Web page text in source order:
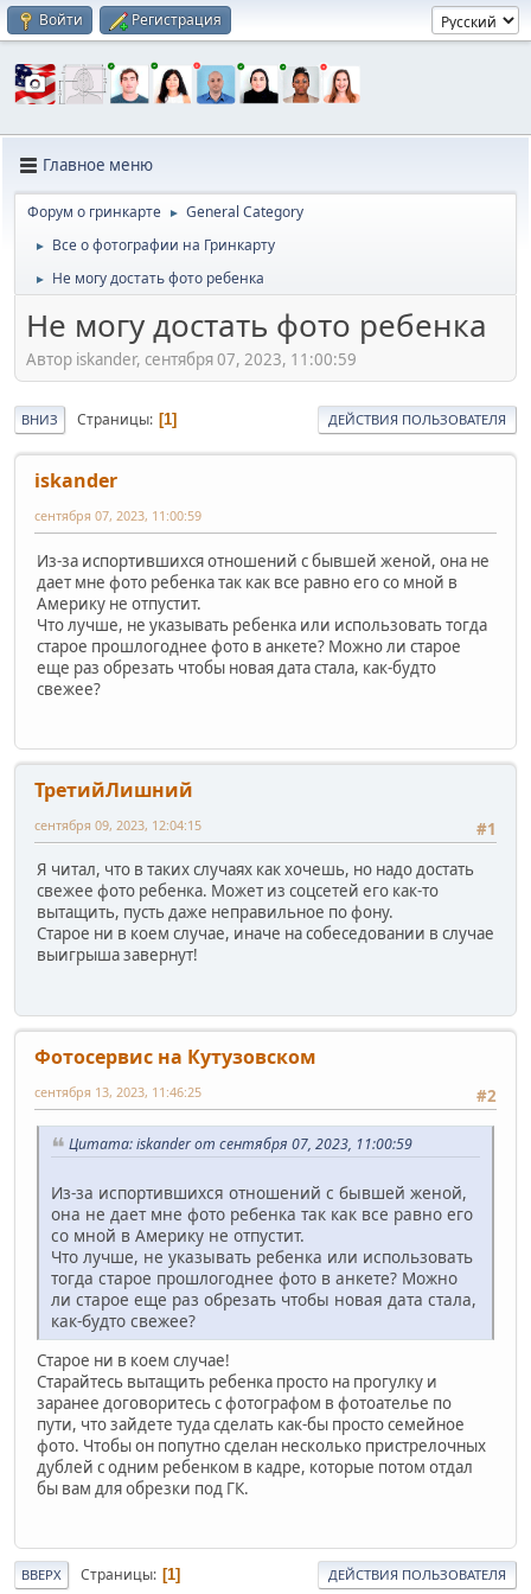
Войти Регистрация
Главное меню
Форум о гринкарте ► General Category
► Все о фотографии на Гринкарту
► Не могу достать фото ребенка
Не могу достать фото ребенка
Автор iskander, сентября 07, 2023, 11:00:59
ВНИЗ Страницы 1 ДЕЙСТВИЯ ПОЛЬЗОВАТЕЛЯ
iskander
сентября 07, 2023, 11:00:59
Из-за испортившихся отношений с бывшей женой, она не
дает мне фото ребенка так как все равно его со мной в
Америку не отпустит.
Что лучше, не указывать ребенка или использовать тогда
старое прошлогоднее фото в анкете? Можно ли старое
еще раз обрезать чтобы новая дата стала, как-будто
свежее?
ТретийЛишний
#1
сентября 09, 2023, 12:04:15
Я читал, что в таких случаях как хочешь, но надо достать
свежее фото ребенка. Может из соцсетей его как-то
вытащить, пусть даже неправильное по фону.
Старое ни в коем случае, иначе на собеседовании в случае
выигрыша завернут!
Фотосервис на Кутузовском
#2
сентября 13, 2023, 11:46:25
Цитата: iskander от сентября 07, 2023, 11:00:59
Из-за испортившихся отношений с бывшей женой,
она не дает мне фото ребенка так как все равно его
со мной в Америку не отпустит.
Что лучше, не указывать ребенка или использовать
тогда старое прошлогоднее фото в анкете? Можно
ли старое еще раз обрезать чтобы новая дата стала,
как-будто свежее?
Старое ни в коем случае!
Старайтесь вытащить ребенка просто на прогулку и
заранее договоритесь с фотографом в фотоателье по
пути, что зайдете туда сделать как-бы просто семейное
фото. Чтобы он попутно сделан несколько пристрелочных
дублей с одним ребенком в кадре, которые потом отдал
бы вам для обрезки под ГК.
ВВЕРХ Страницы 1 ДЕЙСТВИЯ ПОЛЬЗОВАТЕЛЯ